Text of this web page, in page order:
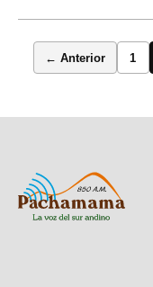
← Anterior 1